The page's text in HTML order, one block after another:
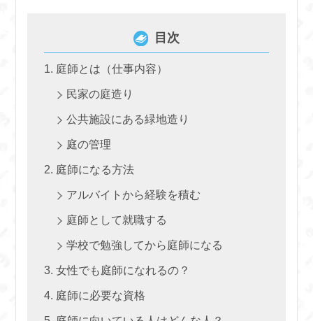
目次
庭師とは（仕事内容）
民家の庭造り
公共施設にある緑地造り
庭の管理
庭師になる方法
アルバイトから経験を積む
庭師として就職する
学校で勉強してから庭師になる
女性でも庭師になれるの？
庭師に必要な資格